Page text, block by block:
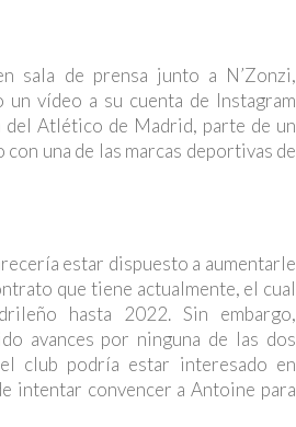
sala de prensa junto a N’Zonzi,
un vídeo a su cuenta de Instagram
del Atlético de Madrid, parte de un
una de las marcas deportivas de
estar dispuesto a aumentarle
que tiene actualmente, el cual
hasta 2022. Sin embargo,
avances por ninguna de las dos
club podría estar interesado en
intentar convencer a Antoine para